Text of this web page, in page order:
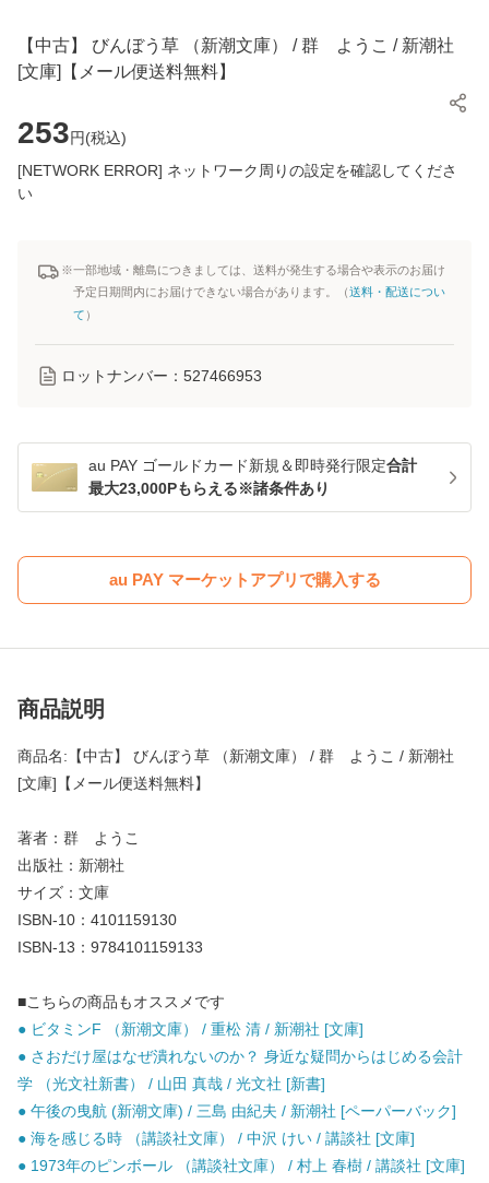
【中古】 びんぼう草 （新潮文庫） / 群 ようこ / 新潮社
[文庫]【メール便送料無料】
253円(税込)
[NETWORK ERROR] ネットワーク周りの設定を確認してくださ
い
※一部地域・離島につきましては、送料が発生する場合や表示のお届け
予定日期間内にお届けできない場合があります。（送料・配送につい
て ）
ロットナンバー： 527466953
au PAY ゴールドカード新規＆即時発行限定合計
最大23,000Pもらえる※諸条件あり
au PAY マーケットアプリで購入する
商品説明
商品名:【中古】 びんぼう草 （新潮文庫） / 群 ようこ / 新潮社
[文庫]【メール便送料無料】
著者：群 ようこ
出版社：新潮社
サイズ：文庫
ISBN-10：4101159130
ISBN-13：9784101159133
■こちらの商品もオススメです
● ビタミンF （新潮文庫） / 重松 清 / 新潮社 [文庫]
● さおだけ屋はなぜ潰れないのか？ 身近な疑問からはじめる会計
学 （光文社新書） / 山田 真哉 / 光文社 [新書]
● 午後の曳航 (新潮文庫) / 三島 由紀夫 / 新潮社 [ペーパーバック]
● 海を感じる時 （講談社文庫） / 中沢 けい / 講談社 [文庫]
● 1973年のピンボール （講談社文庫） / 村上 春樹 / 講談社 [文庫]